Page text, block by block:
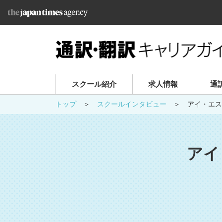
スクール紹介 求人情報 通
トップ スクールインタビュー アイ・エ
ア